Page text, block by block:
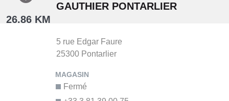
26.86 KM
GAUTHIER PONTARLIER
5 rue Edgar Faure
25300 Pontarlier
Fermé